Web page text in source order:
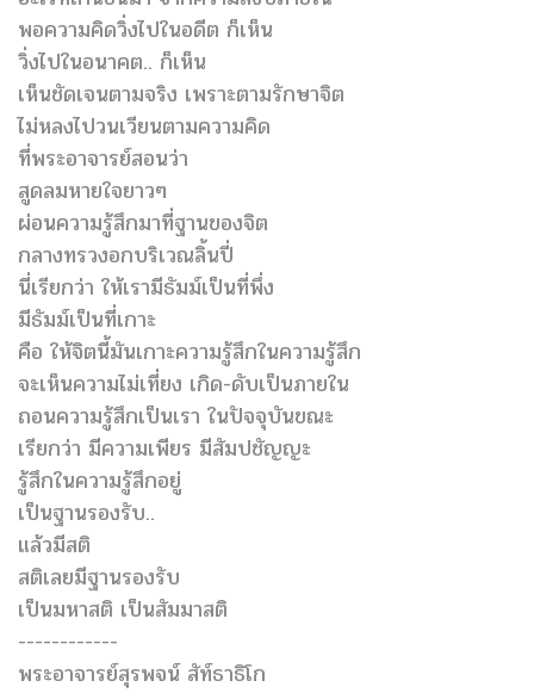
พอความคิดวิ่งไปในอดีต ก็เห็น
วิ่งไปในอนาคต.. ก็เห็น
เห็นชัดเจนตามจริง เพราะตามรักษาจิต
ไม่หลงไปวนเวียนตามความคิด
ที่พระอาจารย์สอนว่า
สูดลมหายใจยาวๆ
ผ่อนความรู้สึกมาที่ฐานของจิต
กลางทรวงอกบริเวณลิ้นปี่
นี่เรียกว่า ให้เรามีธัมม์เป็นที่พึ่ง
มีธัมม์เป็นที่เกาะ
คือ ให้จิตนี้มันเกาะความรู้สึกในความรู้สึก
จะเห็นความไม่เที่ยง เกิด-ดับเป็นภายใน
ถอนความรู้สึกเป็นเรา ในปัจจุบันขณะ
เรียกว่า มีความเพียร มีสัมปชัญญะ
รู้สึกในความรู้สึกอยู่
เป็นฐานรองรับ..
แล้วมีสติ
สติเลยมีฐานรองรับ
เป็นมหาสติ เป็นสัมมาสติ
------------
พระอาจารย์สุรพจน์ สัท์ธาธิโก